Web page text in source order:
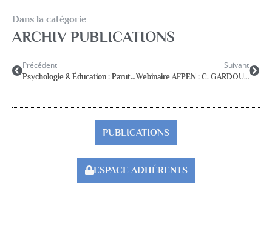
Dans la catégorie
ARCHIV PUBLICATIONS
Précédent
Psychologie & Éducation : Parution du n° 2021-4
Suivant
Webinaire AFPEN : C. GARDOU : 18 mai 2022 à 17h30
PUBLICATIONS
ESPACE ADHÉRENTS